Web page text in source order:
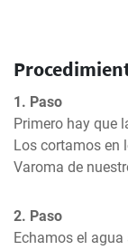
1. Paso
Primero hay que
Los cortamos en
Varoma de
2. Paso
Echamos el